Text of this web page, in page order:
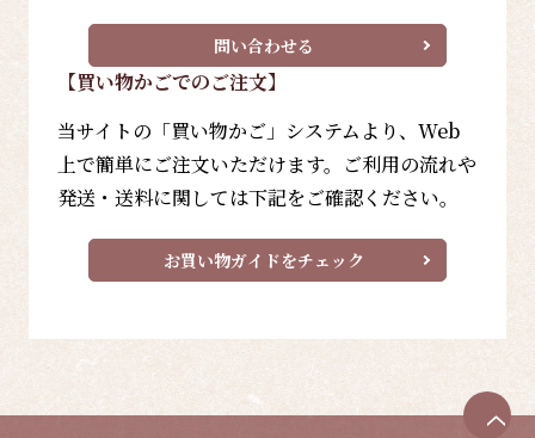
問い合わせる
【買い物かごでのご注文】
当サイトの「買い物かご」システムより、Web
上で簡単にご注文いただけます。ご利用の流れや
発送・送料に関しては下記をご確認ください。
お買い物ガイドをチェック
ペ